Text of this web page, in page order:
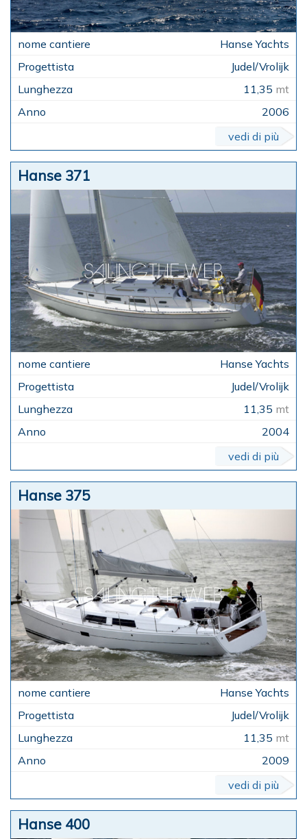
Hanse Yachts
Judel/Vrolijk
11,35 mt
2006
vedi di più
Hanse 371
Hanse Yachts
Judel/Vrolijk
11,35 mt
2004
vedi di più
Hanse 375
Hanse Yachts
Judel/Vrolijk
11,35 mt
2009
vedi di più
Hanse 400